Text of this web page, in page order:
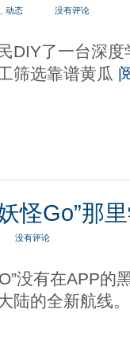
动态 没有评论
DIY了一台深
筛选靠谱黄瓜
怪Go”那
没有评论
没有在APP的
陆的全新航线